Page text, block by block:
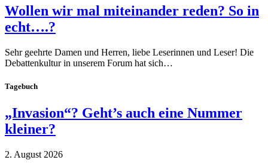
Wollen wir mal miteinander reden? So in
echt….?
Sehr geehrte Damen und Herren, liebe Leserinnen und Leser! Die
Debattenkultur in unserem Forum hat sich…
Tagebuch
„Invasion“? Geht’s auch eine Nummer
kleiner?
2. August 2026